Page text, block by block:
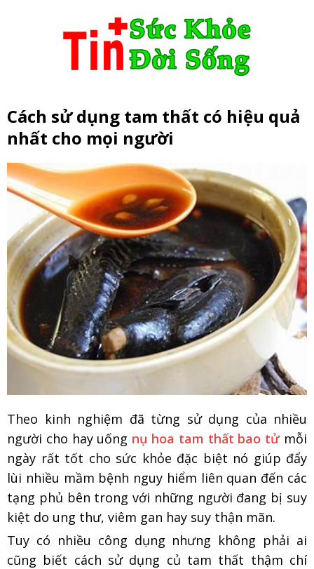
Cách sử dụng tam thất có hiệu quả
nhất cho mọi người
Theo kinh nghiệm đã từng sử dụng của nhiều
người cho hay uống nụ hoa tam thất bao tửmỗi
ngày rất tốt cho sức khỏe đặc biệt nó giúp đẩy
lùi nhiều mầm bệnh nguy hiểm liên quan đến các
tạng phủ bên trong với những người đang bị suy
kiệt do ung thư, viêm gan hay suy thận mãn.
Tuy có nhiều công dụng nhưng không phải ai
cũng biết cách sử dụng củ tam thất thậm chí